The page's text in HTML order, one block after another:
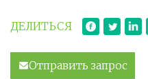
ДЕЛИТЬСЯ
Отправить запрос